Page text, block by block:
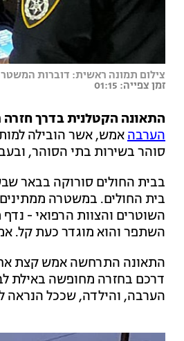
צילום תמונה ראשית: דוברות
זמן צפייה: 01:15
התאונה הקטלנית בדרך
הערבה
סוהר בשירות בתי הסוהר,
בבית החולים סורוקה בבאר
בית החולים. במשטרה
השתפר והוא מוגדר כעת קל.
דרכם בחזרה מחופשה באילת
הערבה, והילדה, שככל הנראה